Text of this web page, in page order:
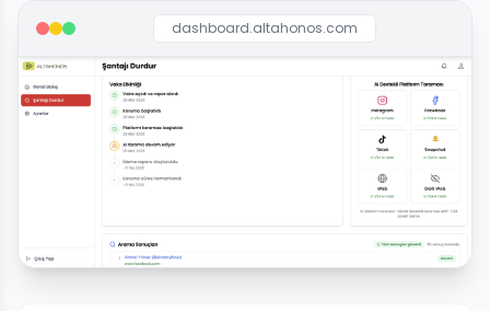
dashboard.altahonos.com